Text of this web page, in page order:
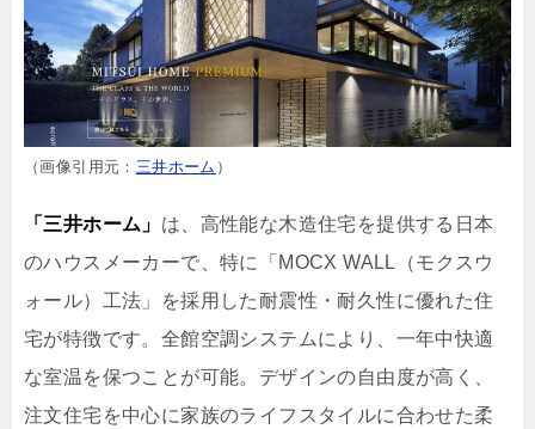
（画像引用元： 三井ホーム ）
「三井ホーム」 は、高性能な木造住宅を提供する日本
のハウスメーカーで、特に「MOCX WALL（モクスウ
ォール）工法」を採用した耐震性・耐久性に優れた住
宅が特徴です。全館空調システムにより、一年中快適
な室温を保つことが可能。デザインの自由度が高く、
注文住宅を中心に家族のライフスタイルに合わせた柔